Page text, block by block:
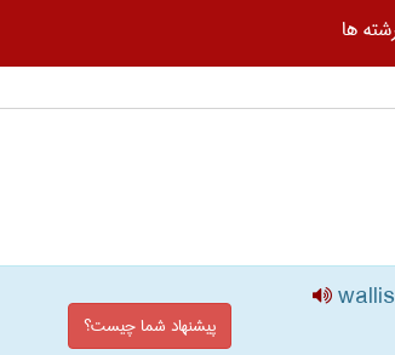
ها
پیشنهاد شما چیست؟